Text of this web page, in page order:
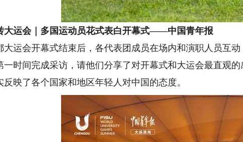
大运会｜多国运动员花式表白开幕式——中国青年报
会开幕式结束后，各代表团成员在场内和演职人员互动
一时间完成采访，请他们分享了对开幕式和大运会最直观
反映了各个国家和地区年轻人对中国的态度。